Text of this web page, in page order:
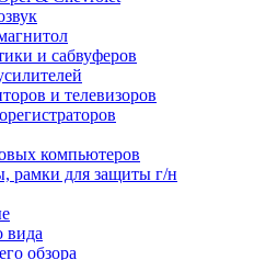
и сабвуферов
и телевизоров
компьютеров
рамки для защиты г/н
вида
обзора